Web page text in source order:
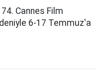
Cannes Film
6-17 Temmuz'a